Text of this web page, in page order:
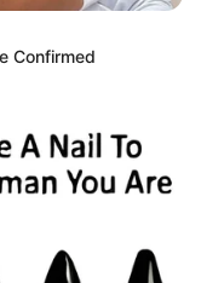
Confirmed